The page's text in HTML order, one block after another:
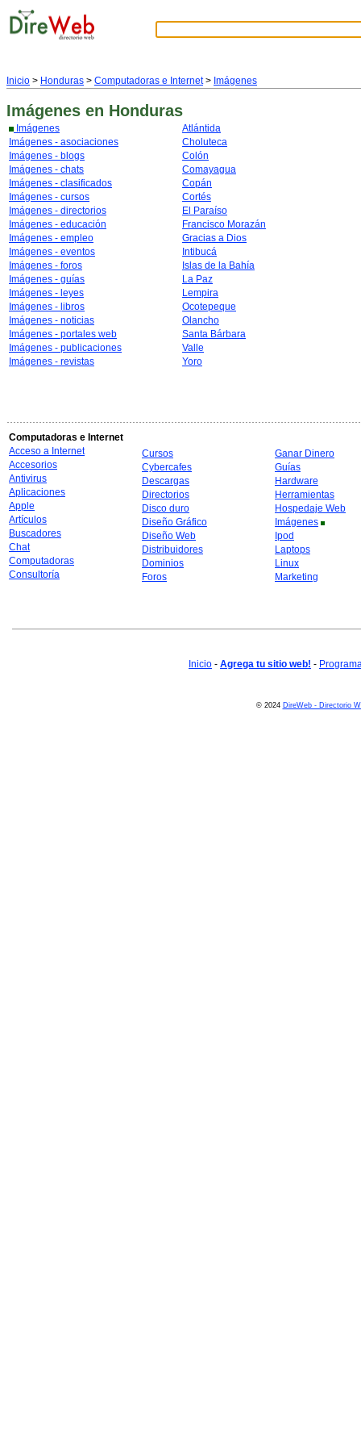
Inicio > Honduras > Computadoras e Internet> Imágenes
Imágenes en Honduras
Imágenes
Imágenes - asociaciones
Imágenes - blogs
Imágenes - chats
Imágenes - clasificados
Imágenes - cursos
Imágenes - directorios
Imágenes - educación
Imágenes - empleo
Imágenes - eventos
Imágenes - foros
Imágenes - guías
Imágenes - leyes
Imágenes - libros
Imágenes - noticias
Imágenes - portales web
Imágenes - publicaciones
Imágenes - revistas
Atlántida
Choluteca
Colón
Comayagua
Copán
Cortés
El Paraíso
Francisco Morazán
Gracias a Dios
Intibucá
Islas de la Bahía
La Paz
Lempira
Ocotepeque
Olancho
Santa Bárbara
Valle
Yoro
Computadoras e Internet
Acceso a Internet
Accesorios
Antivirus
Aplicaciones
Apple
Artículos
Buscadores
Chat
Computadoras
Consultoría
Cursos
Cybercafes
Descargas
Directorios
Disco duro
Diseño Gráfico
Diseño Web
Distribuidores
Dominios
Foros
Ganar Dinero
Guías
Hardware
Herramientas
Hospedaje Web
Imágenes
Ipod
Laptops
Linux
Marketing
Inicio - Agrega tu sitio web! -
© 2024 DireWeb - Directorio